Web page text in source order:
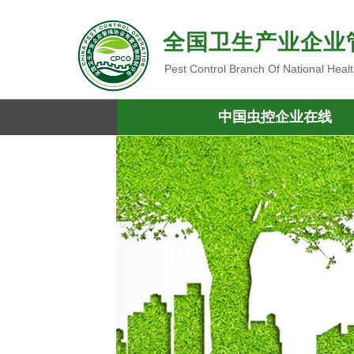
全国卫生产业企
Pest Control Branch Of National
中国虫控企业在线